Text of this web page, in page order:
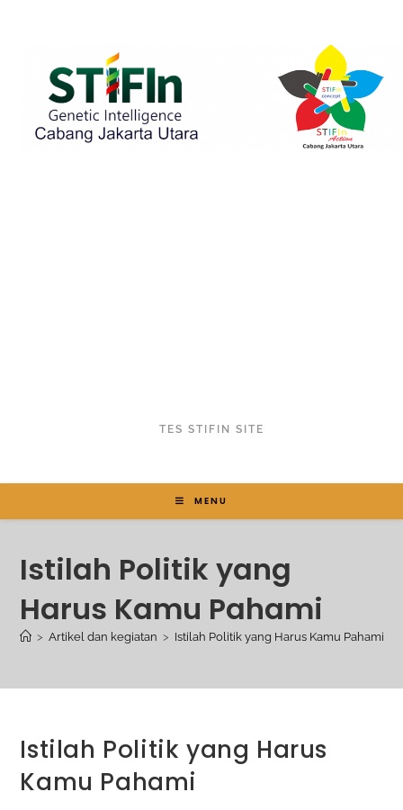
TES STIFIN SITE
MENU
Istilah Politik yang
Harus Kamu Pahami
> Artikel dan kegiatan > Istilah Politik yang Harus Kamu Pahami
Istilah Politik yang Harus
Kamu Pahami